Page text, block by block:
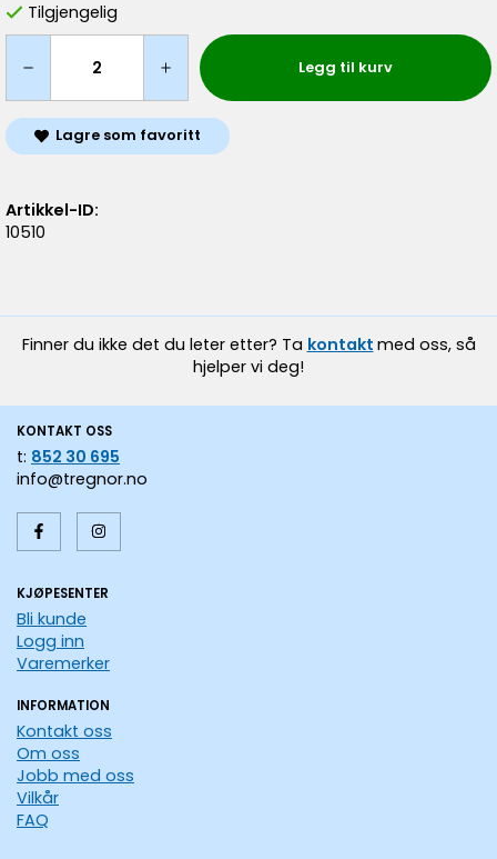
Tilgjengelig
Legg til kurv
Lagre som favoritt
Artikkel-ID:
10510
Finner du ikke det du leter etter? Ta kontakt med oss, så
hjelper vi deg!
KONTAKT OSS
t: 852 30 695
info@tregnor.no
KJØPESENTER
Bli kunde
Logg inn
Varemerker
INFORMATION
Kontakt oss
Om oss
Jobb med oss
Vilkår
FAQ